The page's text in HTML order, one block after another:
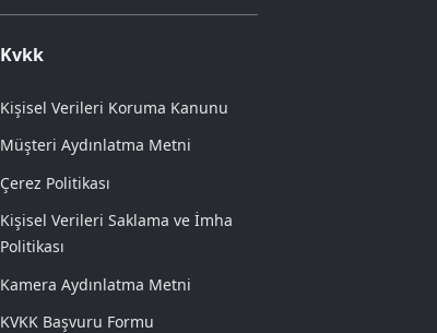
Kvkk
Kişisel Verileri Koruma Kanunu
Müşteri Aydınlatma Metni
Çerez Politikası
Kişisel Verileri Saklama ve İmha
Politikası
Kamera Aydınlatma Metni
KVKK Başvuru Formu